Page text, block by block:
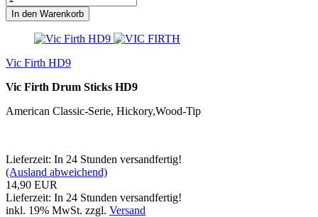
In den Warenkorb
Vic Firth HD9
Vic Firth Drum Sticks HD9
American Classic-Serie, Hickory,Wood-Tip
Lieferzeit: In 24 Stunden versandfertig!
(Ausland abweichend)
14,90 EUR
Lieferzeit: In 24 Stunden versandfertig!
inkl. 19% MwSt. zzgl. Versand